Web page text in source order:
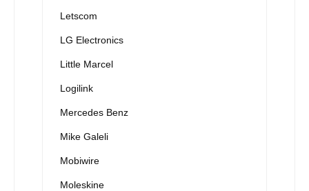
Letscom
LG Electronics
Little Marcel
Logilink
Mercedes Benz
Mike Galeli
Mobiwire
Moleskine